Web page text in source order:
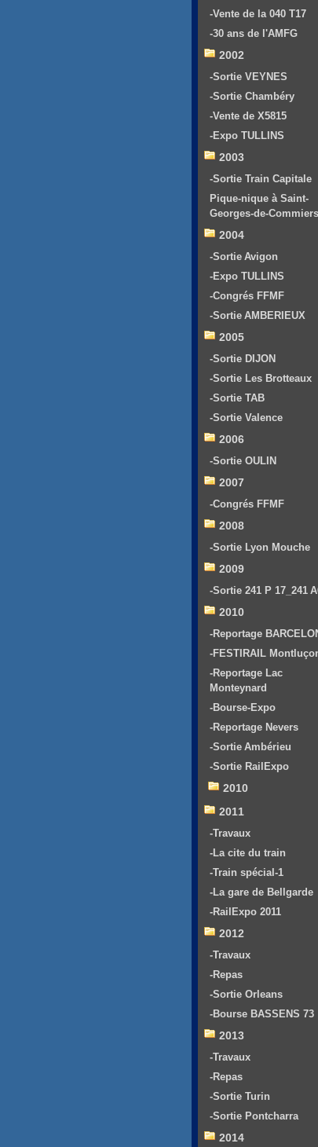
-Vente de la 040 T17
-30 ans de l'AMFG
2002
-Sortie VEYNES
-Sortie Chambéry
-Vente de X5815
-Expo TULLINS
2003
-Sortie Train Capitale
Pique-nique à Saint-
Georges-de-Commiers
2004
-Sortie Avigon
-Expo TULLINS
-Congrés FFMF
-Sortie AMBERIEUX
2005
-Sortie DIJON
-Sortie Les Brotteaux
-Sortie TAB
-Sortie Valence
2006
-Sortie OULIN
2007
-Congrés FFMF
2008
-Sortie Lyon Mouche
2009
-Sortie 241 P 17_241
2010
-Reportage
-FESTIRAIL
-Reportage Lac
Monteynard
-Bourse-Expo
-Reportage Nevers
-Sortie Ambérieu
-Sortie RailExpo
2010
2011
-Travaux
-La cite du train
-Train spécial-1
-La gare de Bellgarde
-RailExpo 2011
2012
-Travaux
-Repas
-Sortie Orleans
-Bourse BASSENS 73
2013
-Travaux
-Repas
-Sortie Turin
-Sortie Pontcharra
2014